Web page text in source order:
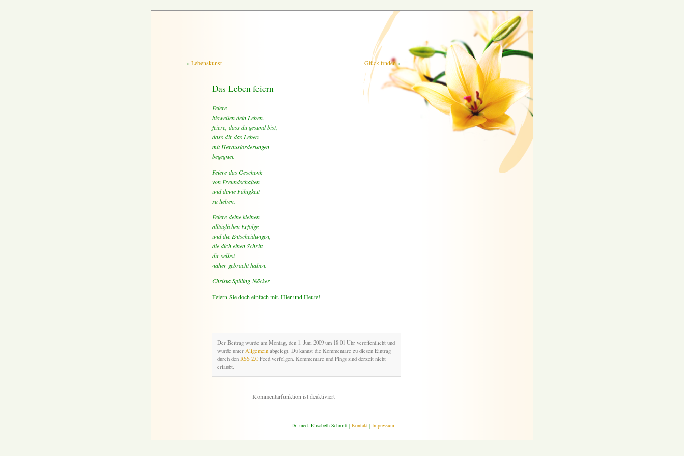
«Lebenskunst Glück finden»
Das Leben feiern
Feiere
bisweilen dein Leben.
feiere, dass du gesund bist,
dass dir das Leben
mit Herausforderungen
begegnet.
Feiere das Geschenk
von Freundschaften
und deine Fähigkeit
zu lieben.
Feiere deine kleinen
alltäglichen Erfolge
und die Entscheidungen,
die dich einen Schritt
dir selbst
näher gebracht haben.
Christa Spilling-Nöcker
Feiern Sie doch einfach mit. Hier und Heute!
Der Beitrag wurde am Montag, den 1. Juni 2009 um 18:01 Uhr veröffentlicht und
wurde unter Allgemein abgelegt. Du kannst die Kommentare zu diesen Eintrag
durch den RSS 2.0 Feed verfolgen. Kommentare und Pings sind derzeit nicht
erlaubt.
Kommentarfunktion ist deaktiviert
Dr. med. Elisabeth Schmitt | Kontakt| Impressum